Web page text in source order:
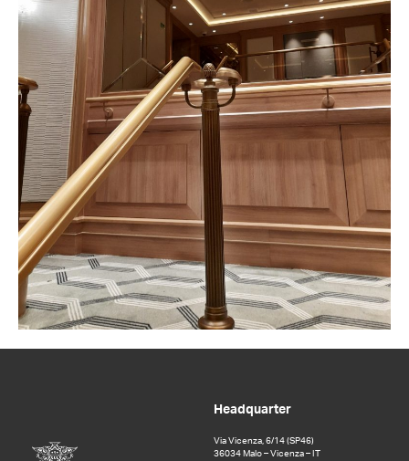
Headquarter
Via Vicenza, 6/14 (SP46)
36034 Malo – Vicenza – IT